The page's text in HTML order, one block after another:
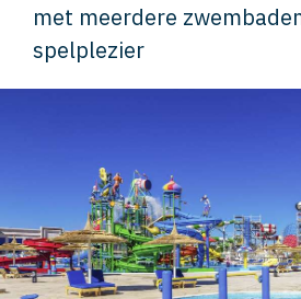
met meerdere
spelplezier